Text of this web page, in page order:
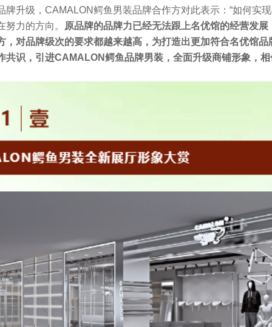
牌升级，CAMALON鳄鱼男装品牌合作方对此表示：“如何实
努力的方向。
原品牌的品牌力已经无法跟上名优馆的经营发
，对品牌级次的要求都越来越高，为打造出更加符合名优馆
共识，引进CAMALON鳄鱼品牌男装，全面升级商铺形象，